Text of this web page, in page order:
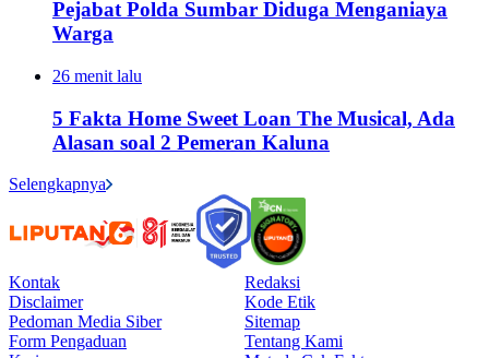
Pejabat Polda Sumbar Diduga Menganiaya
Warga
26 menit lalu
5 Fakta Home Sweet Loan The Musical, Ada
Alasan soal 2 Pemeran Kaluna
Selengkapnya
Kontak
Redaksi
Disclaimer
Kode Etik
Pedoman Media Siber
Sitemap
Form Pengaduan
Tentang Kami